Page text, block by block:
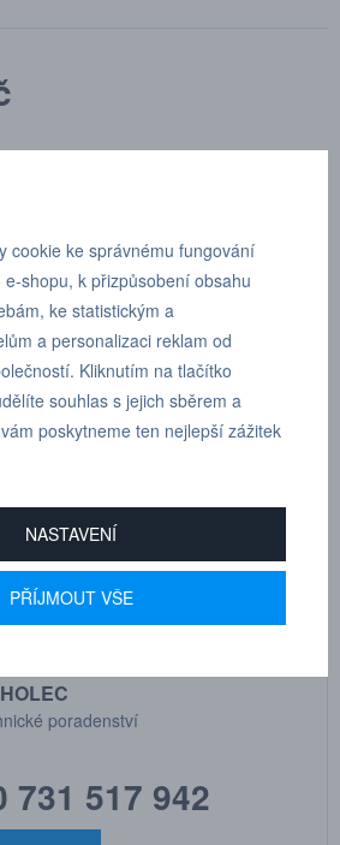
POPTÁVKA
kg
poradenství
731 517 942
cookie ke správnému fungování
shopu, k přizpůsobení obsahu
ke statistickým a
a personalizaci reklam od
Kliknutím na tlačítko
souhlas s jejich sběrem a
poskytneme ten nejlepší zážitek
NASTAVENÍ
PŘÍJMOUT VŠE